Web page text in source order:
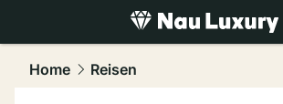
luxury.NAU.ch
Home Reisen